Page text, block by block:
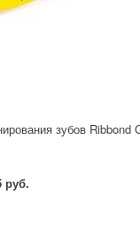
зубов Ribbond
руб.